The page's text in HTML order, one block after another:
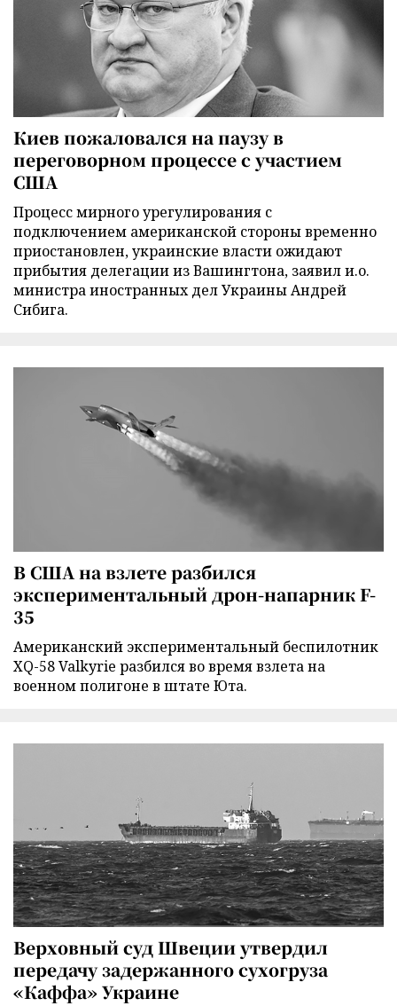
Киев пожаловался на паузу в
переговорном процессе с участием
США
Процесс мирного урегулирования с
подключением американской стороны временно
приостановлен, украинские власти ожидают
прибытия делегации из Вашингтона, заявил и.о.
министра иностранных дел Украины Андрей
Сибига.
В США на взлете разбился
экспериментальный дрон-напарник F-
35
Американский экспериментальный беспилотник
XQ-58 Valkyrie разбился во время взлета на
военном полигоне в штате Юта.
Верховный суд Швеции утвердил
передачу задержанного сухогруза
«Каффа» Украине